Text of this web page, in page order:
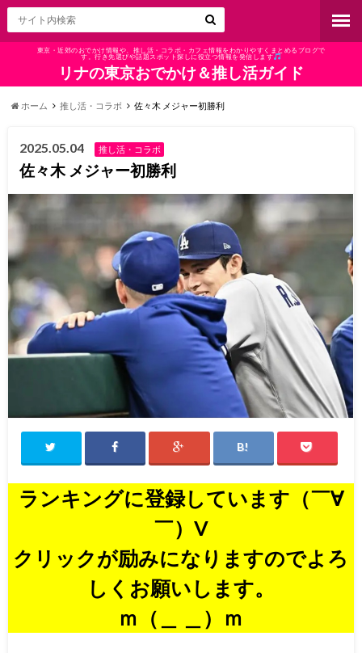
東京・近郊のおでかけ情報や、推し活・コラボ・カフェ情報をわかりやすくまとめるブログで
す。行き先選びや話題スポット探しに役立つ情報を発信します
リナの東京おでかけ＆推し活ガイド
ホーム 推し活・コラボ 佐々木 メジャー初勝利
2025.05.04 推し活・コラボ
佐々木 メジャー初勝利
ランキングに登録しています（￣∀
￣）V
クリックが励みになりますのでよろ
しくお願いします。
ｍ（＿ ＿）ｍ